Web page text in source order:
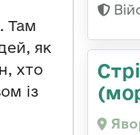
Там
як
хто
із